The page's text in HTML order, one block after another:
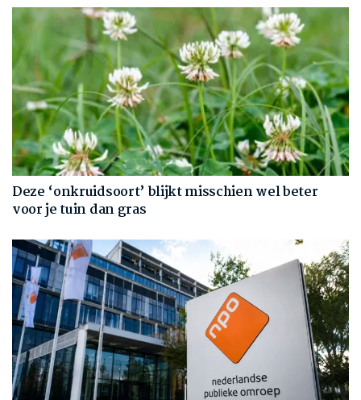
Deze ‘onkruidsoort’ blijkt misschien wel beter
voor je tuin dan gras